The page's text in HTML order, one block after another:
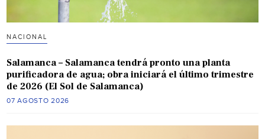
NACIONAL
Salamanca – Salamanca tendrá pronto una planta
purificadora de agua; obra iniciará el último trimestre
de 2026 (El Sol de Salamanca)
07 AGOSTO 2026